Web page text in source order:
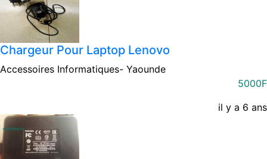
Chargeur Pour Laptop Lenovo
Accessoires Informatiques- Yaounde
5000F
il y a 6 ans